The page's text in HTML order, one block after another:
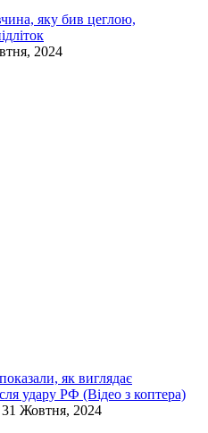
яку бив цеглою,
2024
як виглядає
удару РФ (Відео з коптера)
31 Жовтня, 2024